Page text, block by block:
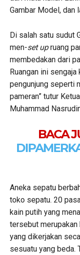
Gambar Model, dan
Di salah satu sudut
men-set upruang
membedakan dari
Ruangan ini sengaja
pengunjung seperti
pameran” tutur
Muhammad
BACA
Aneka sepatu
toko sepatu. 20
kain putih yang
tersebut merupakan
yang dikerjakan
sesuatu yang beda.